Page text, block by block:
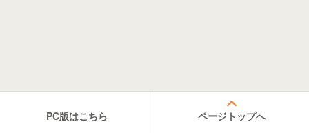
PC版はこちら ページトップへ